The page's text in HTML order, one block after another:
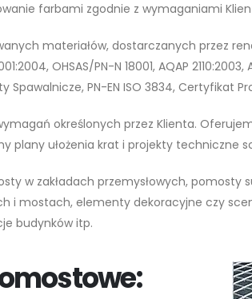
farbami zgodnie z wymaganiami
materiałów, dostarczanych przez
OHSAS/PN-N 18001, AQAP
Spawalnicze, PN-EN ISO 3834, Certyfikat
określonych przez Klienta.
plany ułożenia krat i projekty techniczne
w zakładach przemysłowych,
i mostach, elementy dekoracyjne czy
budynków itp.